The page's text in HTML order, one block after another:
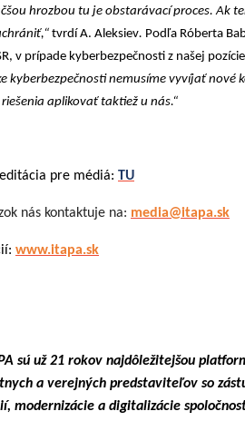
hrozbou tu je obstarávací proces. Ak
tvrdí A. Aleksiev. Podľa Róberta
v prípade kyberbezpečnosti z našej
kyberbezpečnosti nemusíme vyvíjať nové
aplikovať taktiež u nás.“
pre médiá: TU
nás kontaktuje na: media@itapa.sk
www.itapa.sk
sú už 21 rokov najdôležitejšou
a verejných predstaviteľov so
modernizácie a digitalizácie